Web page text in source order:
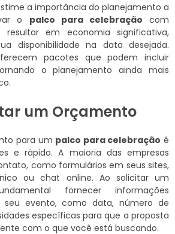
a importância do planejamento a
o palco para celebração com
resultar em economia significativa,
disponibilidade na data desejada.
pacotes que podem incluir
o planejamento ainda mais
um Orçamento
para um palco para celebração é
e rápido. A maioria das empresas
como formulários em seus sites,
ou chat online. Ao solicitar um
fornecer informações
seu evento, como data, número de
específicas para que a proposta
com o que você está buscando.